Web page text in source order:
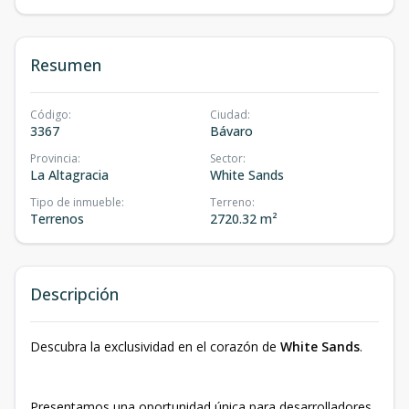
Resumen
Código:
3367
Ciudad:
Bávaro
Provincia:
La Altagracia
Sector:
White Sands
Tipo de inmueble:
Terrenos
Terreno:
2720.32 m²
Descripción
Descubra la exclusividad en el corazón de White Sands.